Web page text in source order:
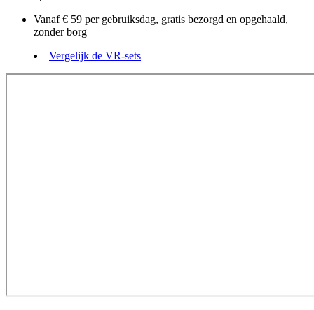
Vanaf € 59 per gebruiksdag, gratis bezorgd en opgehaald,
zonder borg
Vergelijk de VR-sets